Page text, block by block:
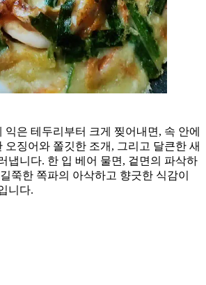
익은 테두리부터 크게 찢어내면, 속 안에
오징어와 쫄깃한 조개, 그리고 달큰한 새
냅니다. 한 입 베어 물면, 겉면의 파삭하
쭉한 쪽파의 아삭하고 향긋한 식감이
니다.